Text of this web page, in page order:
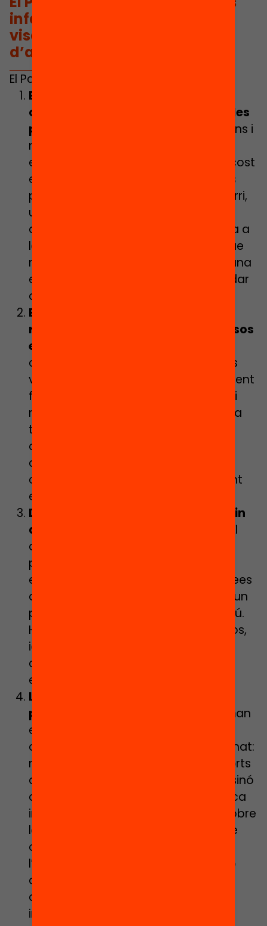
infants, sense excepcions,
visquin experiències
d’aprenentatge
El Passaport ha generat que:
Els territoris repensin com crear
oportunitats educatives accessibles
per a tots els infants
. No tots els nens i
nenes participen d’activitats
educatives més enllà de l’escola. El cost
econòmic, el desconeixement de les
possibilitats que existeixen al seu barri,
unes activitats poc atractives i
diverses, poden suposar una barrera a
la participació per aquells infants que
més ho necessiten. El Passaport és una
eina que permet als municipis abordar
aquests reptes de forma tangible.
Els municipis potenciïn una oferta
rica, diversa i equilibrada de recursos
educatius.
catalitzador perquè els ajuntaments
visualitzessin l’oferta educativa existent
fora escola i poguessin repensar-la i
millorar-la en clau d’equitat. Això s’ha
traduït en l’ampliació de noves
oportunitats sumant nous espais i
agents a la xarxa educativa local i
creant noves activitats especialment
en aquelles zones on no existia.
Diversos actors municipals treballin
de forma conjunta i connectada.
El
desplegament del Passaport ha
permès que escoles, entitats,
equipaments i, fins i tot, diferents àrees
dels ajuntaments s’involucressin en un
projecte i un propòsit educatiu comú.
Han compartit coneixement, recursos,
idees i han afavorit un treball
connectat en pro de l’equitat
educativa dels seus infants.
Les escoles siguin un motor de
prescripció educativa.
Els centres han
estat un pal de paller en el
desplegament de l’eina entre l’alumnat:
no només han distribuït els passaports
a tots els nens i nenes del municipi, sinó
que també han fet una valuosa tasca
informativa per apropar i orientar sobre
les oportunitats d’aprenentatge que
ofereix el Passaport més enllà de
l’escola als infants i famílies. Tot això
dinamitzant i promovent activitats
d’acció tutorial dins l’aula amb els
infants i utilitzant la capacitat del